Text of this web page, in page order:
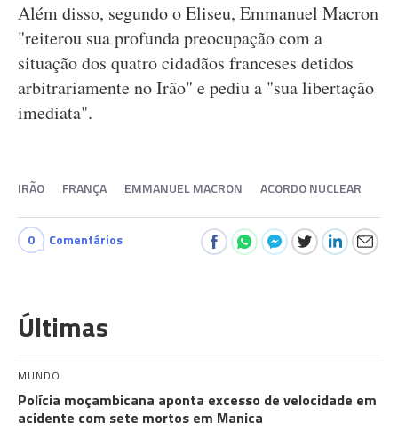
Além disso, segundo o Eliseu, Emmanuel Macron
"reiterou sua profunda preocupação com a
situação dos quatro cidadãos franceses detidos
arbitrariamente no Irão" e pediu a "sua libertação
imediata".
IRÃO FRANÇA EMMANUEL MACRON ACORDO NUCLEAR
0 Comentários
Últimas
MUNDO
Polícia moçambicana aponta excesso de velocidade em
acidente com sete mortos em Manica